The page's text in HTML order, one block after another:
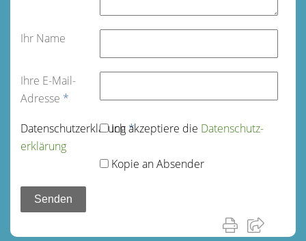
Ihr Name
Ihre E-Mail-
Adresse *
Datenschutz­erklärung*
Ich akzeptiere die Datenschutz­
erklärung
Kopie an Absender